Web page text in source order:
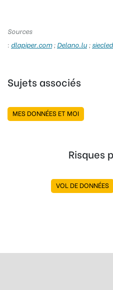
Sources
: dlapiper.com ; Delano.lu ;
Sujets associés
MES DONNÉES ET MOI
Risques
VOL DE DONNÉES